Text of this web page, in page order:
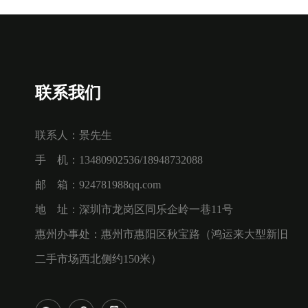
联系我们
联系人：景先生
手 机：13480902536/18948732088
邮 箱：924781988qq.com
地 址：深圳市龙岗区同乐企岭一巷11号
惠州办事处：惠州市惠阳区秋宝路（鸿运来大型新旧
二手市场西北侧约150米）